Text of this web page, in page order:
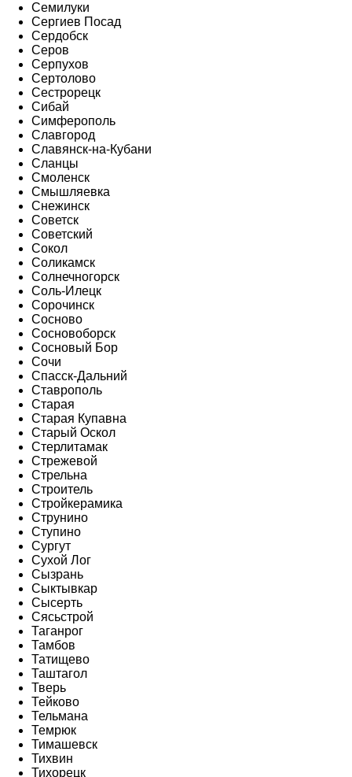
Семилуки
Сергиев Посад
Сердобск
Серов
Серпухов
Сертолово
Сестрорецк
Сибай
Симферополь
Славгород
Славянск-на-Кубани
Сланцы
Смоленск
Смышляевка
Снежинск
Советск
Советский
Сокол
Соликамск
Солнечногорск
Соль-Илецк
Сорочинск
Сосново
Сосновоборск
Сосновый Бор
Сочи
Спасск-Дальний
Ставрополь
Старая
Старая Купавна
Старый Оскол
Стерлитамак
Стрежевой
Стрельна
Строитель
Стройкерамика
Струнино
Ступино
Сургут
Сухой Лог
Сызрань
Сыктывкар
Сысерть
Сясьстрой
Таганрог
Тамбов
Татищево
Таштагол
Тверь
Тейково
Тельмана
Темрюк
Тимашевск
Тихвин
Тихорецк